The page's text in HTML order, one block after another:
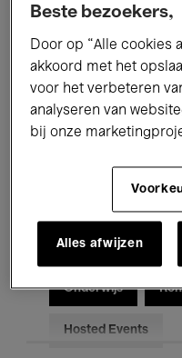
Alle evenementen
Tentoonstellingen
Performances
Jazz
Voor iedereen
Onderwijs
Hosted Events
Beste bezoekers,
Door op “Alle cookies
akkoord met het
voor het verbeteren
analyseren van
bij onze
Alles afwijzen